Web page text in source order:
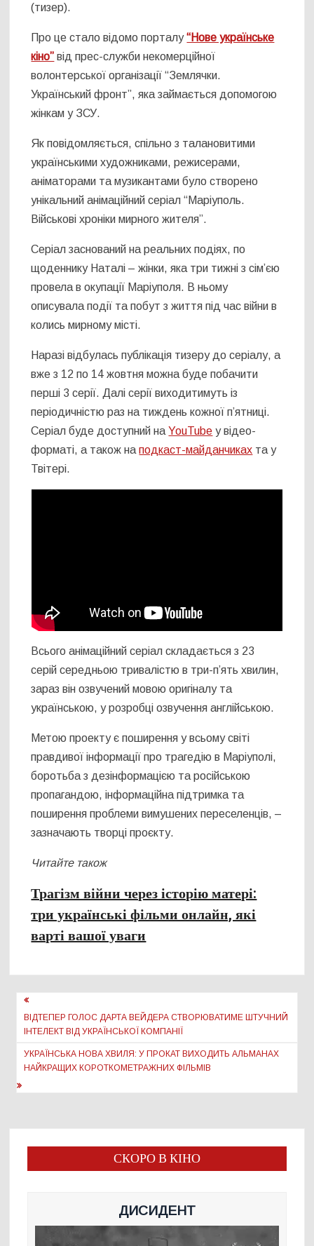
(тизер).
Про це стало відомо порталу“Нове українське
кіно” від прес-служби некомерційної
волонтерської організації “Землячки.
Український фронт”, яка займається допомогою
жінкам у ЗСУ.
Як повідомляється, спільно з талановитими
українськими художниками, режисерами,
аніматорами та музикантами було створено
унікальний анімаційний серіал “Маріуполь.
Військові хроніки мирного жителя”.
Серіал заснований на реальних подіях, по
щоденнику Наталі – жінки, яка три тижні з сім’єю
провела в окупації Маріуполя. В ньому
описувала події та побут з життя під час війни в
колись мирному місті.
Наразі відбулась публікація тизеру до серіалу, а
вже з 12 по 14 жовтня можна буде побачити
перші 3 серії. Далі серії виходитимуть із
періодичністю раз на тиждень кожної п’ятниці.
Серіал буде доступний наYouTube у відео-
форматі, а також наподкаст-майданчиках та у
Твітері.
Всього анімаційний серіал складається з 23
серій середньою тривалістю в три-п’ять хвилин,
зараз він озвучений мовою оригіналу та
українською, у розробці озвучення англійською.
Метою проекту є поширення у всьому світі
правдивої інформації про трагедію в Маріуполі,
боротьба з дезінформацією та російською
пропагандою, інформаційна підтримка та
поширення проблеми вимушених переселенців, –
зазначають творці проєкту.
Читайте також
Трагізм війни через історію матері:
три українські фільми онлайн, які
варті вашої уваги
Навігація
записів
ВІДТЕПЕР ГОЛОС ДАРТА ВЕЙДЕРА СТВОРЮВАТИМЕ ШТУЧНИЙ
ІНТЕЛЕКТ ВІД УКРАЇНСЬКОЇ КОМПАНІЇ
УКРАЇНСЬКА НОВА ХВИЛЯ: У ПРОКАТ ВИХОДИТЬ АЛЬМАНАХ
НАЙКРАЩИХ КОРОТКОМЕТРАЖНИХ ФІЛЬМІВ
СКОРО В КІНО
ДИСИДЕНТ